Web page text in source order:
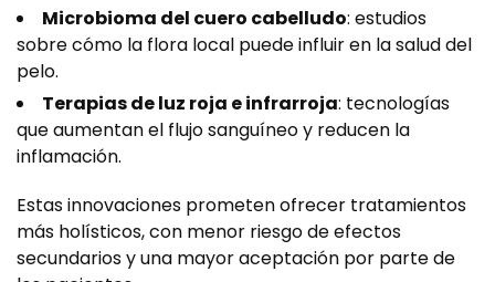
Microbioma del cuero cabelludo: estudios
sobre cómo la flora local puede influir en la salud del
pelo.
Terapias de luz roja e infrarroja: tecnologías
que aumentan el flujo sanguíneo y reducen la
inflamación.
Estas innovaciones prometen ofrecer tratamientos
más holísticos, con menor riesgo de efectos
secundarios y una mayor aceptación por parte de